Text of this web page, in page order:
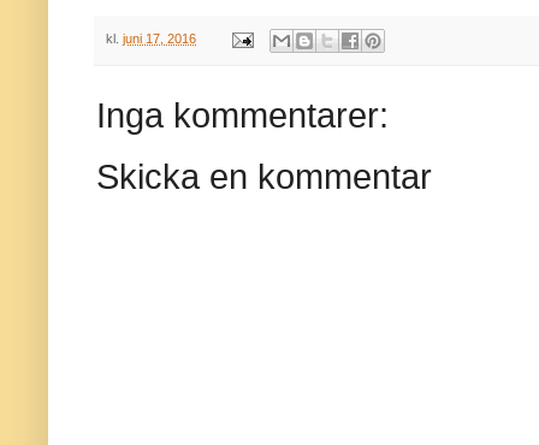
kl. juni 17, 2016
Inga kommentarer:
Skicka en kommentar